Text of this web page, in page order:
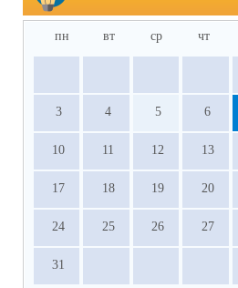
пн вт ср чт
3 4 5 6
10 11 12 13
17 18 19 20
24 25 26 27
31